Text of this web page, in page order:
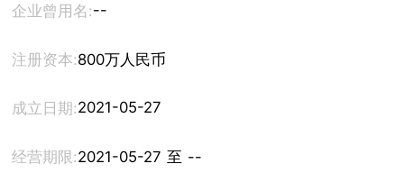
企业曾用名:--
注册资本:800万人民币
成立日期:2021-05-27
经营期限: 2021-05-27 至 --